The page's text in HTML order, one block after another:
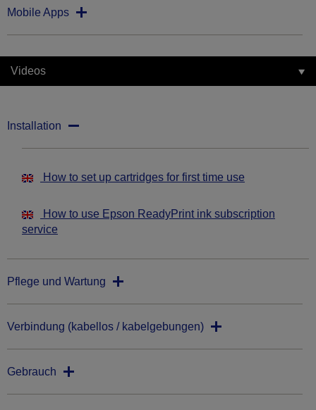
Mobile Apps
Videos
Installation
How to set up cartridges for first time use
How to use Epson ReadyPrint ink subscription
service
Pflege und Wartung
Verbindung (kabellos / kabelgebungen)
Gebrauch